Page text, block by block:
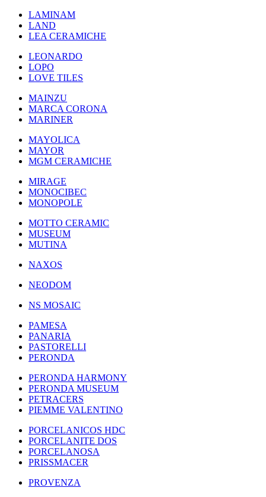
LAMINAM
LAND
LEA CERAMICHE
LEONARDO
LOPO
LOVE TILES
MAINZU
MARCA CORONA
MARINER
MAYOLICA
MAYOR
MGM CERAMICHE
MIRAGE
MONOCIBEC
MONOPOLE
MOTTO CERAMIC
MUSEUM
MUTINA
NAXOS
NEODOM
NS MOSAIC
PAMESA
PANARIA
PASTORELLI
PERONDA
PERONDA HARMONY
PERONDA MUSEUM
PETRACERS
PIEMME VALENTINO
PORCELANICOS HDC
PORCELANITE DOS
PORCELANOSA
PRISSMACER
PROVENZA